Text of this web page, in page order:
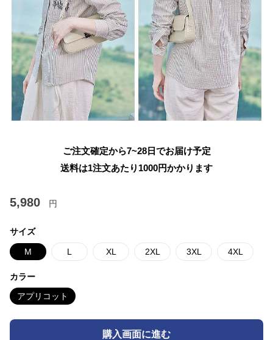
ご注文確定から7~28日でお届け予定
送料は1注文あたり 1000円かかります
5,980 円
サイズ
M L XL 2XL 3XL 4XL
カラー
アプリコット
購入画面に進む